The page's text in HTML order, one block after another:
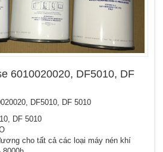
6010020020, DF5010, DF
DF5010, DF 5010
DF 5010
cho tất cả các loại máy nén khí